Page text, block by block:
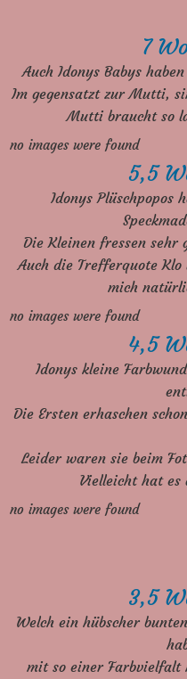
7
Auch Idonys Babys
Im gegensatzt zur Mutti,
Mutti braucht so
no images were found
5,5
Idonys Plüschpopos
Die Kleinen fressen
Auch die Trefferquote
mich
no images were found
4,5
Idonys kleine
Die Ersten erhaschen
Leider waren sie beim
Vielleicht hat es
no images were found
3,5
Welch ein hübscher
mit so einer Farbvielfalt